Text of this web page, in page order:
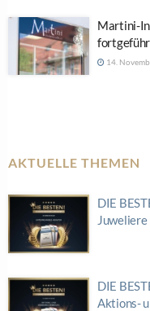
Martini-
14.
AKTUELLE THEMEN
DIE
Juweliere
DIE
Aktions-